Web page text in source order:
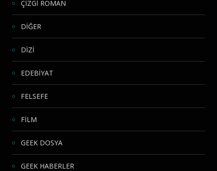
ÇİZGİ ROMAN
DİĞER
DİZİ
EDEBİYAT
FELSEFE
FİLM
GEEK DOSYA
GEEK HABERLER